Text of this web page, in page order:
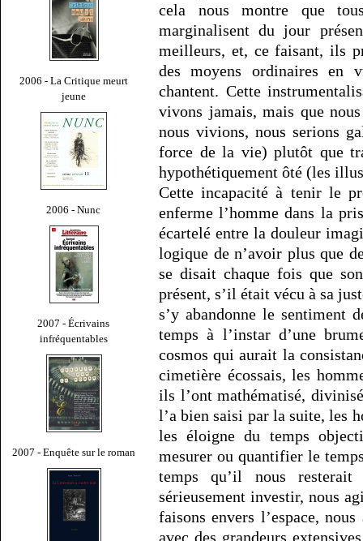
2006 - La Critique meurt
jeune
2006 - Nunc
2007 - Écrivains
infréquentables
2007 - Enquête sur le roman
cela nous montre que
marginalisent du jour
meilleurs, et, ce faisant, ils
des moyens ordinaires en
chantent. Cette
vivons jamais, mais que
nous vivions, nous serions
force de la vie) plutôt que
hypothétiquement ôté (les
Cette incapacité à tenir le
enferme l’homme dans la
écartelé entre la douleur
logique de n’avoir plus que
se disait chaque fois que
présent, s’il était vécu à sa
s’y abandonne le sentiment
temps à l’instar d’une
cosmos qui aurait la
cimetière écossais, les
ils l’ont mathématisé,
l’a bien saisi par la suite, les
les éloigne du temps
mesurer ou quantifier le
temps qu’il nous
sérieusement investir, nous
faisons envers l’espace,
avec des grandeurs